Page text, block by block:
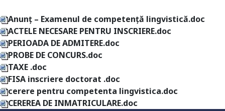
Anunț – Examenul de competenţă lingvistică.doc
ACTELE NECESARE PENTRU INSCRIERE.doc
PERIOADA DE ADMITERE.doc
PROBE DE CONCURS.doc
TAXE .doc
FISA inscriere doctorat .doc
cerere pentru competenta lingvistica.doc
CEREREA DE INMATRICULARE.doc
Universitate acreditată